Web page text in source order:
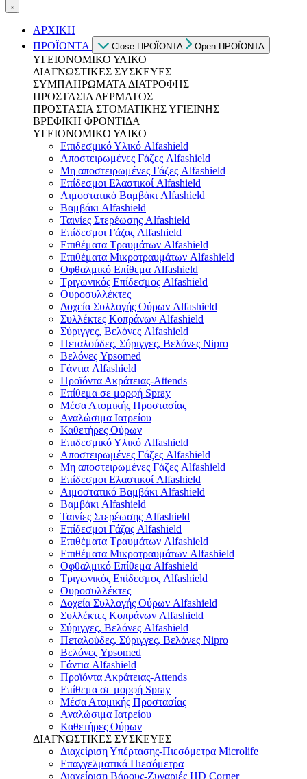
ΑΡΧΙΚΗ
ΠΡΟΪΟΝΤΑ
Close ΠΡΟΪΟΝΤΑ Open ΠΡΟΪΟΝΤΑ
ΥΓΕΙΟΝΟΜΙΚΟ ΥΛΙΚΟ
ΔΙΑΓΝΩΣΤΙΚΕΣ ΣΥΣΚΕΥΕΣ
ΣΥΜΠΛΗΡΩΜΑΤΑ ΔΙΑΤΡΟΦΗΣ
ΠΡΟΣΤΑΣΙΑ ΔΕΡΜΑΤΟΣ
ΠΡΟΣΤΑΣΙΑ ΣΤΟΜΑΤΙΚΗΣ ΥΓΙΕΙΝΗΣ
ΒΡΕΦΙΚΗ ΦΡΟΝΤΙΔΑ
ΥΓΕΙΟΝΟΜΙΚΟ ΥΛΙΚΟ
Επιδεσμικό Υλικό Alfashield
Αποστειρωμένες Γάζες Alfashield
Μη αποστειρωμένες Γάζες Alfashield
Επίδεσμοι Ελαστικοί Alfashield
Αιμοστατικό Βαμβάκι Alfashield
Βαμβάκι Alfashield
Ταινίες Στερέωσης Alfashield
Επίδεσμοι Γάζας Alfashield
Επιθέματα Τραυμάτων Alfashield
Επιθέματα Μικροτραυμάτων Alfashield
Οφθαλμικό Eπίθεμα Alfashield
Τριγωνικός Επίδεσμος Alfashield
Ουροσυλλέκτες
Δοχεία Συλλογής Ούρων Alfashield
Συλλέκτες Κοπράνων Alfashield
Σύριγγες, Βελόνες Alfashield
Πεταλούδες, Σύριγγες, Βελόνες Nipro
Βελόνες Ypsomed
Γάντια Alfashield
Προϊόντα Ακράτειας-Attends
Επίθεμα σε μορφή Spray
Μέσα Ατομικής Προστασίας
Αναλώσιμα Ιατρείου
Καθετήρες Ούρων
Επιδεσμικό Υλικό Alfashield
Αποστειρωμένες Γάζες Alfashield
Μη αποστειρωμένες Γάζες Alfashield
Επίδεσμοι Ελαστικοί Alfashield
Αιμοστατικό Βαμβάκι Alfashield
Βαμβάκι Alfashield
Ταινίες Στερέωσης Alfashield
Επίδεσμοι Γάζας Alfashield
Επιθέματα Τραυμάτων Alfashield
Επιθέματα Μικροτραυμάτων Alfashield
Οφθαλμικό Eπίθεμα Alfashield
Τριγωνικός Επίδεσμος Alfashield
Ουροσυλλέκτες
Δοχεία Συλλογής Ούρων Alfashield
Συλλέκτες Κοπράνων Alfashield
Σύριγγες, Βελόνες Alfashield
Πεταλούδες, Σύριγγες, Βελόνες Nipro
Βελόνες Ypsomed
Γάντια Alfashield
Προϊόντα Ακράτειας-Attends
Επίθεμα σε μορφή Spray
Μέσα Ατομικής Προστασίας
Αναλώσιμα Ιατρείου
Καθετήρες Ούρων
ΔΙΑΓΝΩΣΤΙΚΕΣ ΣΥΣΚΕΥΕΣ
Διαχείριση Υπέρτασης-Πιεσόμετρα Microlife
Επαγγελματικά Πιεσόμετρα
Διαχείριση Βάρους-Ζυγαριές HD Corner